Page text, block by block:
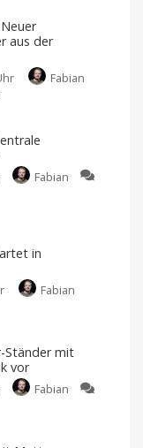
aus der
Fabian
2
Neuer
aus
der
Mittelklasse
Wischt
Fabian
in
Fabian
Ständer mit
vor
Fabian